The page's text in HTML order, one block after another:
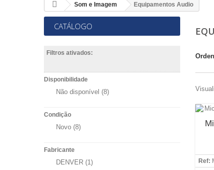
Som e Imagem Equipamentos Audio
CATÁLOGO
Filtros ativados:
Disponibilidade
Não disponível (8)
Condição
Novo (8)
Fabricante
DENVER (1)
Ref: